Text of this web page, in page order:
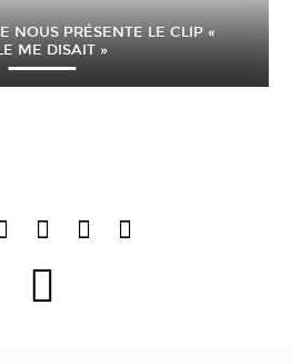
NOUS PRÉSENTE LE CLIP «
ME DISAIT »